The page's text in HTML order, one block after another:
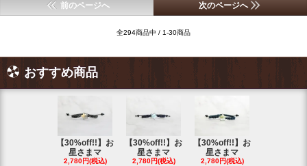
前のページへ 次のページへ
全294商品中 / 1-30商品
おすすめ商品
【30%off!!】お
星さまマ
2,780円(税込)
【30%off!!】お
星さまマ
2,780円(税込)
【30%off!!】お
星さまマ
2,780円(税込)